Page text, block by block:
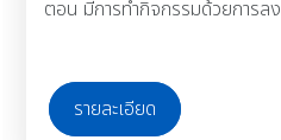
ตอน มีการทำกิจกรรมด้วยการ
รายละเอียด